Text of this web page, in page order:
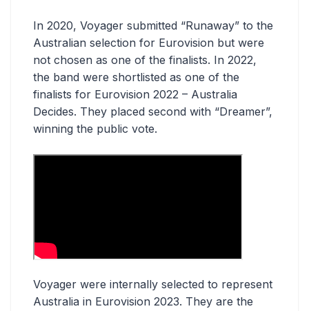
In 2020, Voyager submitted “Runaway” to the
Australian selection for Eurovision but were
not chosen as one of the finalists. In 2022,
the band were shortlisted as one of the
finalists for Eurovision 2022 – Australia
Decides. They placed second with “Dreamer”,
winning the public vote.
Voyager were internally selected to represent
Australia in Eurovision 2023. They are the